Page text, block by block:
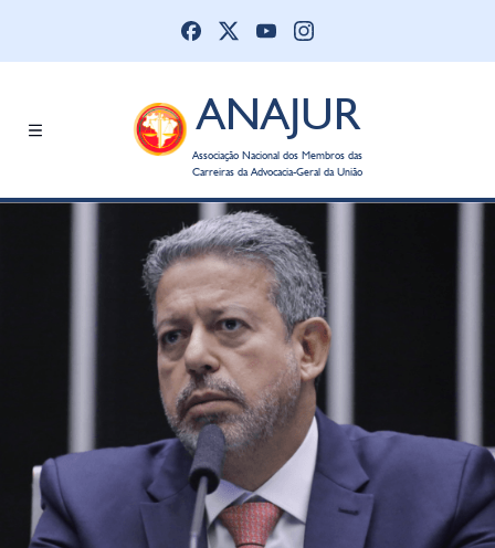
ANAJUR
Associação Nacional dos Membros das
Carreiras da Advocacia-Geral da União